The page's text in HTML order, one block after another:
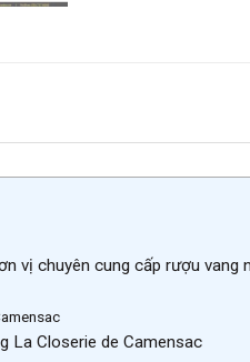
vị chuyên cung cấp rượu
La Closerie de Camensac